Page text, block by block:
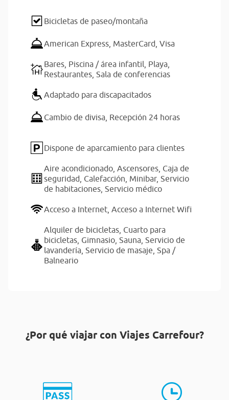
Bicicletas de paseo/montaña
American Express, MasterCard, Visa
Bares, Piscina / área infantil, Playa,
Restaurantes, Sala de conferencias
Adaptado para discapacitados
Cambio de divisa, Recepción 24 horas
Dispone de aparcamiento para clientes
Aire acondicionado, Ascensores, Caja de
seguridad, Calefacción, Minibar, Servicio
de habitaciones, Servicio médico
Acceso a Internet, Acceso a Internet Wifi
Alquiler de bicicletas, Cuarto para
bicicletas, Gimnasio, Sauna, Servicio de
lavandería, Servicio de masaje, Spa /
Balneario
¿Por qué viajar con Viajes Carrefour?